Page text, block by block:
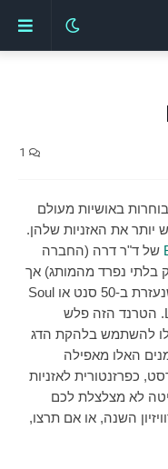
1
באושיות מעולם
יותר את האזניות שלהן.
של ד"ר דרה (החברה
בלתי נפרד מהמותג) אך
ב-50 סנט או
Soul
. הטרנד הזה פלש
להשתמש בלהקת הדג
האלו מאפילה
כפרזנטורית לאזניות
לא מצלצלת לכם
השנה, או אם תרצו,